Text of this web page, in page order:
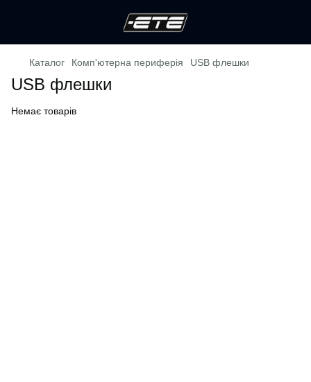
Каталог Комп'ютерна периферія USB флешки
USB флешки
Немає товарів